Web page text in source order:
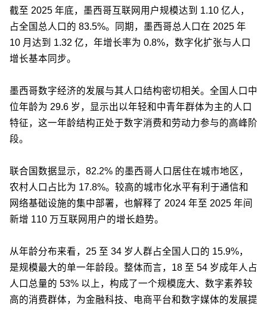
截至 2025 年底，墨西哥互联网用户规模达到 1.10 亿人，
占全国总人口的 83.5%。同期，墨西哥总人口在 2025 年
10 月达到 1.32 亿，年增长率为 0.8%，数字化扩张与人口
增长基本同步。
墨西哥数字经济的发展与其人口结构密切相关。全国人口中
位年龄为 29.6 岁，显示出以年轻和中青年群体为主的人口
特征，这一年龄结构正处于数字消费和劳动力参与的高峰阶
段。
联合国数据显示，82.2% 的墨西哥人口居住在城市地区，
农村人口占比为 17.8%。较高的城市化水平有利于通信和
网络基础设施的集中部署，也解释了 2024 年至 2025 年间
新增 110 万互联网用户的增长趋势。
从年龄分布来看，25 至 34 岁人群占全国人口的 15.9%，
是规模最大的单一年龄段。整体而言，18 至 54 岁成年人占
人口总量的 53% 以上，构成了一个规模庞大、数字素养较
高的消费群体，为金融科技、电商平台和数字媒体的发展提